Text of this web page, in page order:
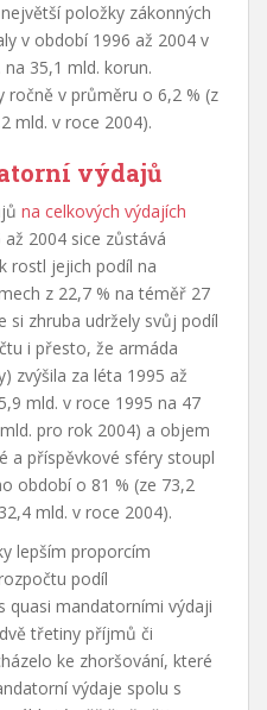
položky zákonných
v období 1996 až 2004 v
35,1 mld. korun.
ročně v průměru o 6,2 % (z
mld. v roce 2004).
výdajů
na celkových výdajích
2004 sice zůstává
rostl jejich podíl na
z 22,7 % na téměř 27
si zhruba udržely svůj podíl
i přesto, že armáda
zvýšila za léta 1995 až
mld. v roce 1995 na 47
pro rok 2004) a objem
a příspěvkové sféry stoupl
období o 81 % (ze 73,2
mld. v roce 2004).
lepším proporcím
podíl
quasi mandatorními výdaji
třetiny příjmů či
ke zhoršování, které
výdaje spolu s